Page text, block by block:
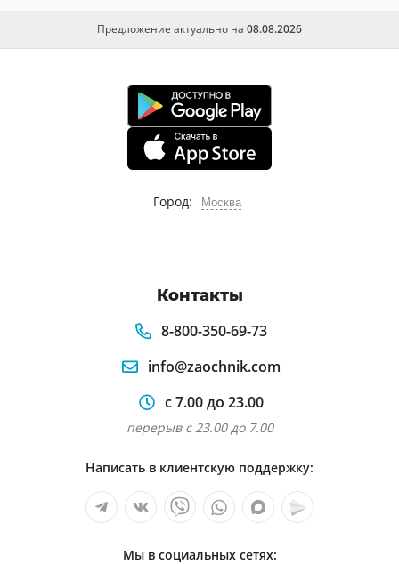
Предложение актуально на 08.08.2026
Город: Москва
Контакты
8-800-350-69-73
info@zaochnik.com
с 7.00 до 23.00
перерыв с 23.00 до 7.00
Написать в клиентскую поддержку:
Мы в социальных сетях: